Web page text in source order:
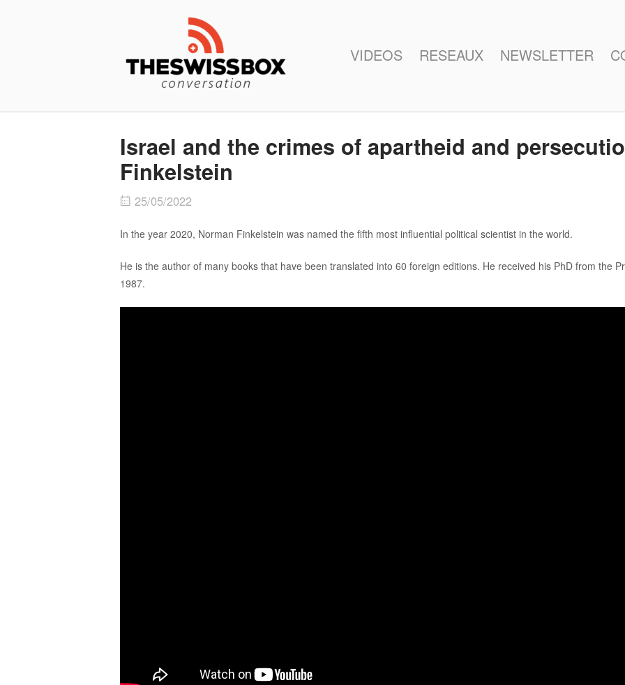
VIDEOS RESEAUX NEWSLETTER
Israel and the crimes of apartheid and
Finkelstein
25/05/2022
In the year 2020, Norman Finkelstein was named the fifth most influential political scientist in the world.
He is the author of many books that have been translated into 60 foreign editions. He received his PhD from the
1987.